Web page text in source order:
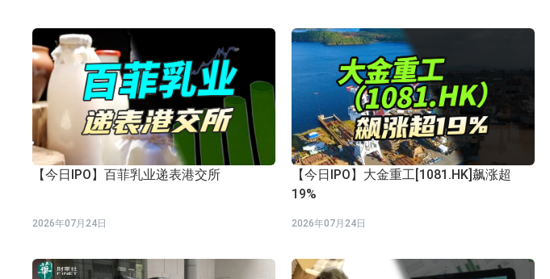
【今日IPO】百菲乳业递表港交所
2026年07月24日
【今日IPO】大金重工[1081.HK]飙涨超
19%
2026年07月24日